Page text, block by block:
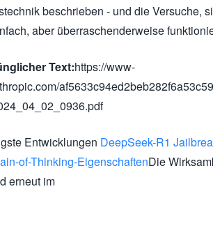
beschrieben - und die Versuche,
aber überraschenderweise
Text:https://www-
Entwicklungen DeepSeek-R1
of-Thinking-EigenschaftenDie
erneut im